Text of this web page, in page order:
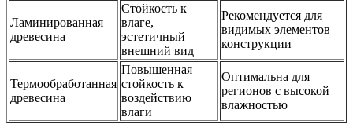
Ламинированная
древесина
Стойкость к
влаге,
эстетичный
внешний вид
Рекомендуется для
видимых элементов
конструкции
Термообработанная
древесина
Повышенная
стойкость к
воздействию
влаги
Оптимальна для
регионов с высокой
влажностью